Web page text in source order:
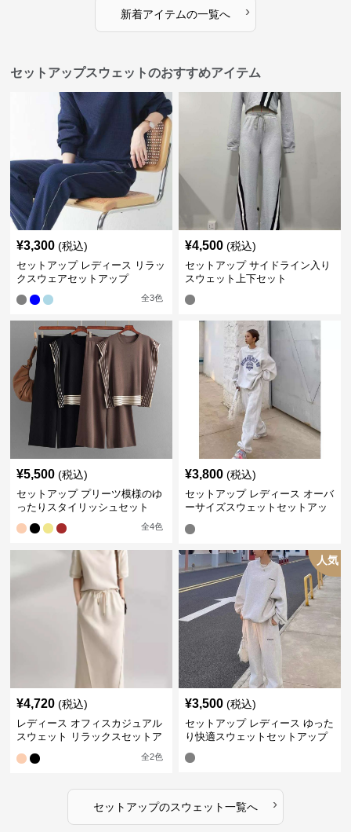
新着アイテムの一覧へ ›
セットアップスウェットのおすすめアイテム
¥3,300 (税込)
セットアップ レディース リラッ
クスウェアセットアップ
全3色
¥4,500 (税込)
セットアップ サイドライン入り
スウェット上下セット
¥5,500 (税込)
セットアップ プリーツ模様のゆ
ったりスタイリッシュセット
全4色
¥3,800 (税込)
セットアップ レディース オーバ
ーサイズスウェットセットアッ
¥4,720 (税込)
レディース オフィスカジュアル
スウェット リラックスセットア
全2色
人気
¥3,500 (税込)
セットアップ レディース ゆった
り快適スウェットセットアップ
セットアップのスウェット一覧へ ›